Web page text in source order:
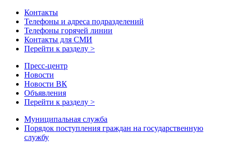
Контакты
Телефоны и адреса подразделений
Телефоны горячей линии
Контакты для СМИ
Перейти к разделу >
Пресс-центр
Новости
Новости ВК
Объявления
Перейти к разделу >
Муниципальная служба
Порядок поступления граждан на государственную
службу